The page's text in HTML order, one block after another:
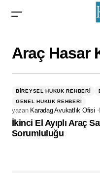
Araç Hasar
BIREYSEL HUKUK REHBERI
GENEL HUKUK REHBERI
yazan Karadag Avukatlık Ofisi
İkinci El Ayıplı Araç
Sorumluluğu